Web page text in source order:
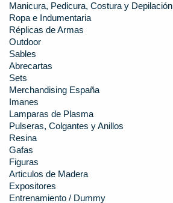
Manicura, Pedicura, Costura y Depilación
Ropa e Indumentaria
Réplicas de Armas
Outdoor
Sables
Abrecartas
Sets
Merchandising España
Imanes
Lamparas de Plasma
Pulseras, Colgantes y Anillos
Resina
Gafas
Figuras
Articulos de Madera
Expositores
Entrenamiento / Dummy